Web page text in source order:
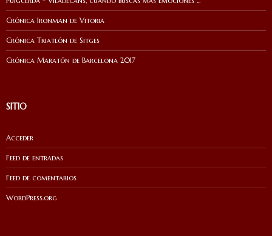
Crónica Ironman de Vitoria
Crónica Triatlón de Sitges
Crónica Maratón de Barcelona 2017
SITIO
Acceder
Feed de entradas
Feed de comentarios
WordPress.org